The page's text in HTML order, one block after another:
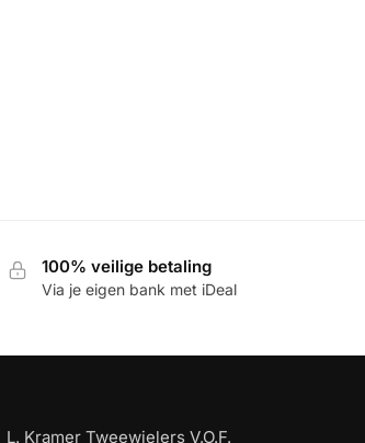
100% veilige betaling
Via je eigen bank met iDeal
L. Kramer Tweewielers V.O.F.